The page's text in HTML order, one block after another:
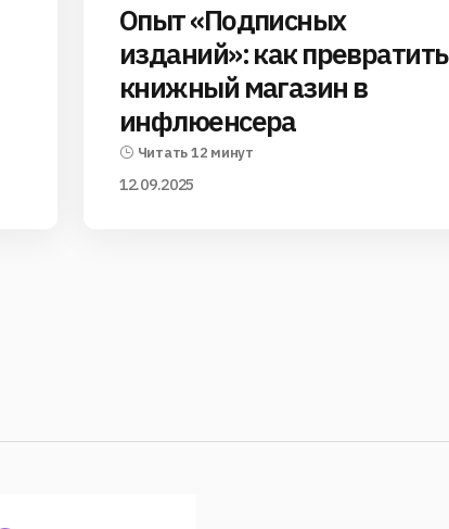
Опыт «Подписных
изданий»: как превратить
книжный магазин в
инфлюенсера
Читать 12 минут
12.09.2025